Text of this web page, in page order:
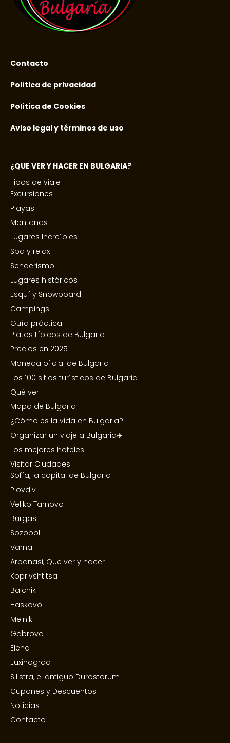
Contacto
Política de privacidad
Política de Cookies
Aviso legal y términos de uso
¿QUE VER Y HACER EN BULGARIA?
Tipos de viaje
Excursiones
Playas
Montañas
Lugares Increíbles
Spa y relax
Senderismo
Lugares históricos
Esquí y Snowboard
Campings
Guía práctica
Platos típicos de Bulgaria
Precios en 2025
Moneda oficial de Bulgaria
Los 100 sitios turísticos de Bulgaria
Qué ver
Mapa de Bulgaria
¿Cómo es la vida en Bulgaria?
Organizar un viaje a Bulgaria✈️
Los mejores hoteles
Visitar Ciudades
Sofía, la capital de Bulgaria
Plovdiv
Veliko Tarnovo
Burgas
Sozopol
Varna
Arbanasi, Que ver y hacer
Koprivshtitsa
Balchik
Haskovo
Melnik
Gabrovo
Elena
Euxinograd
Silistra, el antiguo Durostorum
Cupones y Descuentos
Noticias
Contacto